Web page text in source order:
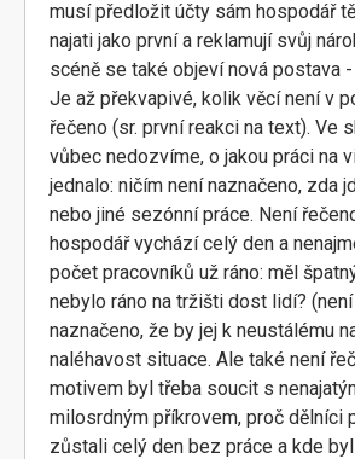
musí předložit účty sám hospodář
najati jako první a reklamují svůj
scéně se také objeví nová postava -
Je až překvapivé, kolik věcí není v
řečeno (sr. první reakci na text). Ve
vůbec nedozvíme, o jakou práci na
jednalo: ničím není naznačeno, zda
nebo jiné sezónní práce. Není
hospodář vychází celý den a
počet pracovníků už ráno: měl
nebylo ráno na tržišti dost lidí?
naznačeno, že by jej k neustálému
naléhavost situace. Ale také není
motivem byl třeba soucit s
milosrdným příkrovem, proč dělníci
zůstali celý den bez práce a kde